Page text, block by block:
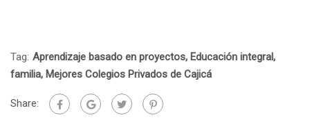
Tag: Aprendizaje basado en proyectos, Educación integral,
familia, Mejores Colegios Privados de Cajicá
Share: